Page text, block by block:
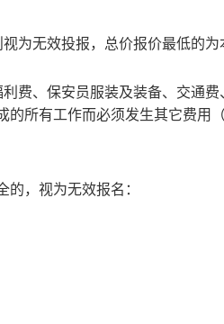
为无效投报，总价报价最低的为
费、 保安员服装及装备、 交通费
的所有工作而必须发生其它费用
，视为无效报名：